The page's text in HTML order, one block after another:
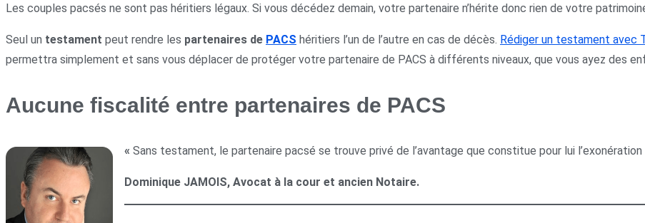
Les couples pacsés ne sont pas héritiers légaux. Si vous décédez demain, votre partenaire n’hérite donc rien de votre
Seul un testament peut rendre les partenaires de PACS héritiers l’un de l’autre en cas de décès. Rédiger un testament avec
permettra simplement et sans vous déplacer de protéger votre partenaire de PACS à différents niveaux, que vous ayez des
Aucune fiscalité entre partenaires de PACS
« Sans testament, le partenaire pacsé se trouve privé de l’avantage que constitue pour lui
Dominique JAMOIS, Avocat à la cour et ancien Notaire.